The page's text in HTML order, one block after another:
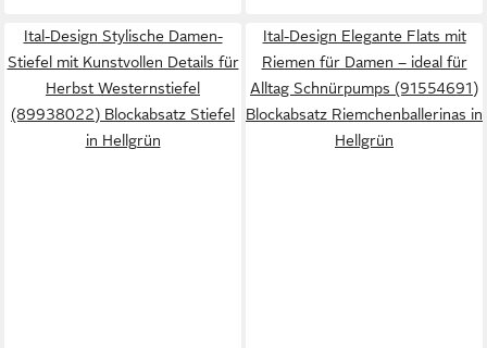
Ital-Design Stylische Damen-
Stiefel mit Kunstvollen Details für
Herbst Westernstiefel
(89938022) Blockabsatz Stiefel
in Hellgrün
Ital-Design Elegante Flats mit
Riemen für Damen – ideal für
Alltag Schnürpumps (91554691)
Blockabsatz Riemchenballerinas in
Hellgrün